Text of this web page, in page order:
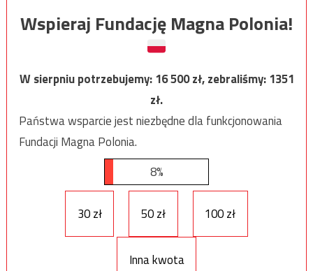
Wspieraj Fundację Magna Polonia!
W sierpniu potrzebujemy:16 500zł, zebraliśmy:1351
zł.
Państwa wsparcie jest niezbędne dla funkcjonowania
Fundacji Magna Polonia.
8%
30 zł 50 zł 100 zł
Inna kwota